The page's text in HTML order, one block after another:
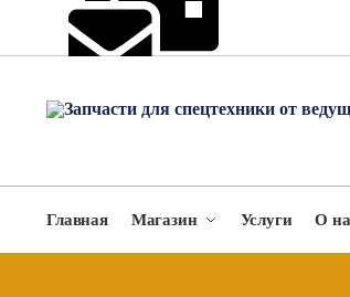
Главная Магазин Услуги О